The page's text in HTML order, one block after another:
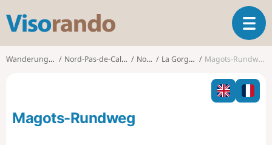
s
o
o
T
o
g
l
n
Wanderungen Nord-Pas-de-Calais Nord La Gorgue Magots-Rundweg
Magots-Rundweg